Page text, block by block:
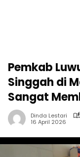
Pemkab
Singgah di
Sangat
Dinda Lestari
16 April 2026